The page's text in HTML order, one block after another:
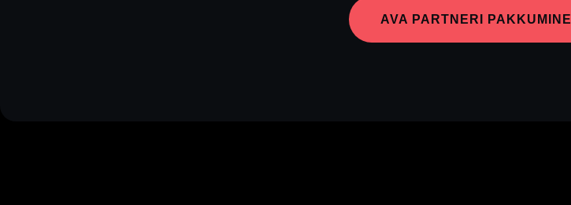
AVA PARTNERI PAKKUMINE